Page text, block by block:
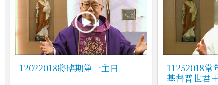
12022018將臨期第一主日
11252018常
基督普世君